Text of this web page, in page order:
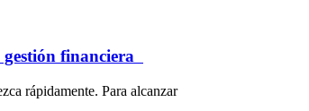
gestión financiera
rápidamente. Para alcanzar